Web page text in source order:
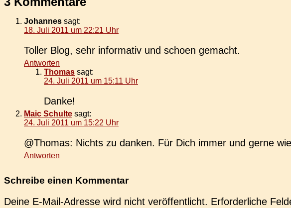
Johannes sagt:
18. Juli 2011 um 22:21 Uhr
Toller Blog, sehr infor­ma­tiv und schoen gemacht.
Antworten
Thomas sagt:
24. Juli 2011 um 15:11 Uhr
Danke!
Maic Schulte sagt:
24. Juli 2011 um 15:22 Uhr
@Thomas: Nichts zu danken. Für Dich immer und gerne
Antworten
Schreibe einen Kommentar
Deine E-Mail-Adresse wird nicht veröffentlicht. Erforderliche